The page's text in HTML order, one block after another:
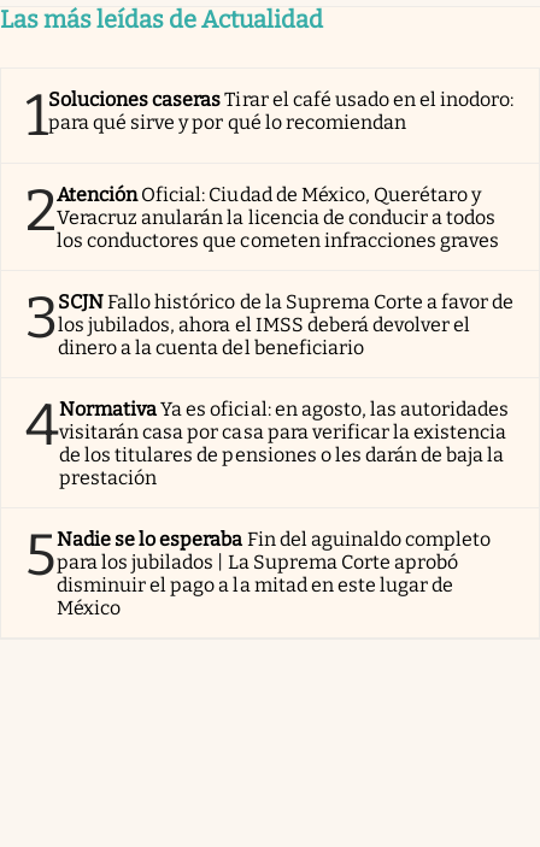
Las más leídas de Actualidad
1Soluciones caserasTirar el café usado en el inodoro:
para qué sirve y por qué lo recomiendan
2AtenciónOficial: Ciudad de México, Querétaro y
Veracruz anularán la licencia de conducir a todos
los conductores que cometen infracciones graves
3SCJNFallo histórico de la Suprema Corte a favor de
los jubilados, ahora el IMSS deberá devolver el
dinero a la cuenta del beneficiario
4NormativaYa es oficial: en agosto, las autoridades
visitarán casa por casa para verificar la existencia
de los titulares de pensiones o les darán de baja la
prestación
5Nadie se lo esperaba Fin del aguinaldo completo
para los jubilados | La Suprema Corte aprobó
disminuir el pago a la mitad en este lugar de
México